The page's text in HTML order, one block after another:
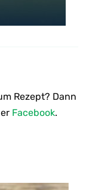
Rezept? Dann
Facebook.